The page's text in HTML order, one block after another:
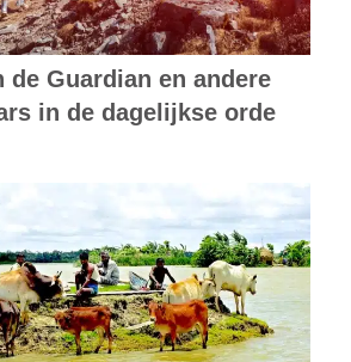
de Guardian en andere
in de dagelijkse orde